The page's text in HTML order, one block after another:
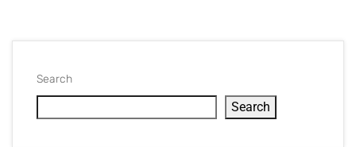
Search
Search